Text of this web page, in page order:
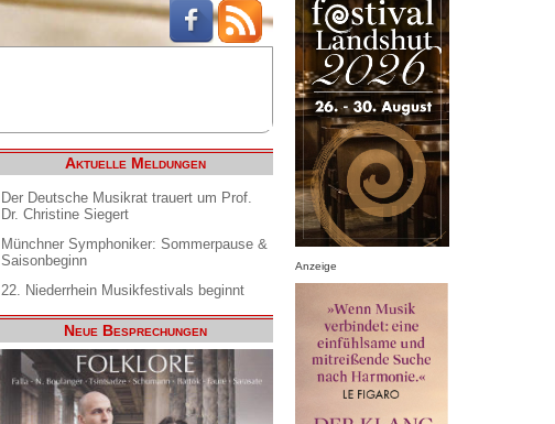
Aktuelle Meldungen
Der Deutsche Musikrat trauert um Prof.
Dr. Christine Siegert
Münchner Symphoniker: Sommerpause &
Saisonbeginn
22. Niederrhein Musikfestivals beginnt
Neue Besprechungen
Anzeige